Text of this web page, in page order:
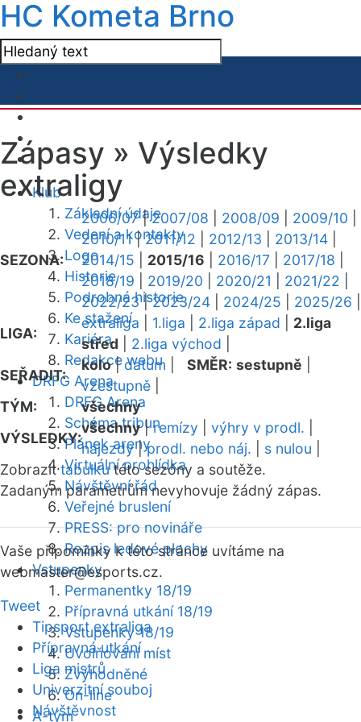
HC Kometa Brno
Klub
Základní údaje
Vedení a kontakty
Logo
Historie
Podrobná historie
Ke stažení
Kariéra
Redakce webu
DRFG Arena
DRFG Arena
Schéma tribun
Plánek areny
Virtuální prohlídka
Návštěvní řád
Veřejné bruslení
PRESS: pro novináře
Rozpis ledové plochy
Vstupenky
Permanentky 18/19
Přípravná utkání 18/19
Vstupenky 18/19
Uvolňování míst
Zvýhodněné
On-line
A-tým
Zápasy » Výsledky
extraligy
SEZONA:
2006/07|2007/08 2008/09 2009/10
2010/11|2011/12 2012/13 2013/14
2014/15
2015/16 2016/17 2017/18
2018/19
2019/20 2020/21 2021/22
2022/23|2023/24 2024/25 2025/26
LIGA:
extraliga 1.liga 2.liga západ
2.liga
střed
2.liga východ
SEŘADIT:
kolo|datum SMĚR: sestupně
vzestupně
TÝM:
všechny
VÝSLEDKY:
všechny|remízy výhry v prodl.
nájezdy|prodl. nebo náj. s nulou
Zobrazittabulkutéto sezóny a soutěže.
Zadaným parametrům nevyhovuje žádný zápas.
Vaše připomínky k této stránce uvítáme na
webmaster@esports.cz.
Tweet
Tipsport extraliga
Přípravná utkání
Liga mistrů
Univerzitní souboj
Návštěvnost